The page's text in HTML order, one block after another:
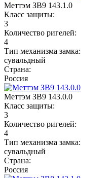
Меттэм ЗВ9 143.1.0
Класс защиты:
3
Количество ригелей:
4
Тип механизма замка:
сувальдный
Страна:
Россия
Меттэм ЗВ9 143.0.0
Класс защиты:
3
Количество ригелей:
4
Тип механизма замка:
сувальдный
Страна:
Россия